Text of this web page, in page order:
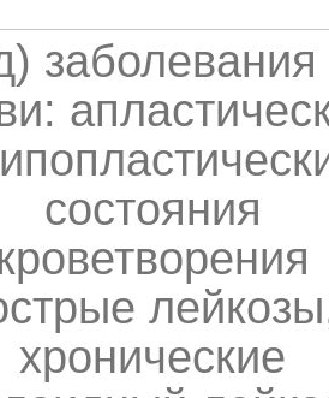
заболевания
состояния
хронические